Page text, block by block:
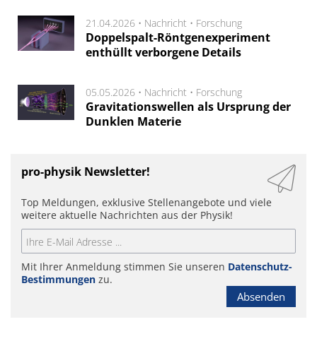
21.04.2026 • Nachricht • Forschung
Doppelspalt-Röntgenexperiment
enthüllt verborgene Details
05.05.2026 • Nachricht • Forschung
Gravitationswellen als Ursprung der
Dunklen Materie
pro-physik Newsletter!
Top Meldungen, exklusive Stellenangebote und viele
weitere aktuelle Nachrichten aus der Physik!
Mit Ihrer Anmeldung stimmen Sie unseren Datenschutz-
Bestimmungen zu.
Absenden